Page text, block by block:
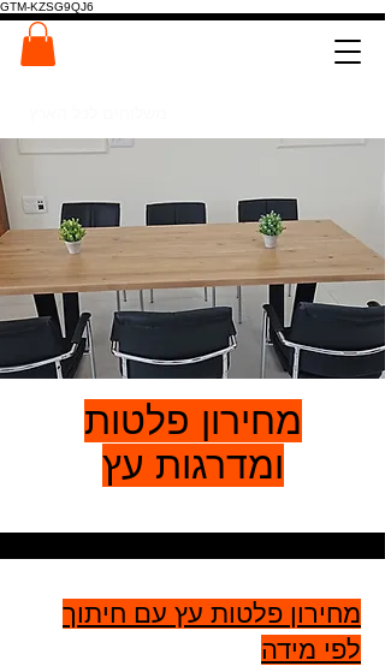
GTM-KZSG9QJ6
מחירון פלטות
ומדרגות עץ
מחירון פלטות עץ עם חיתוך
לפי מידה